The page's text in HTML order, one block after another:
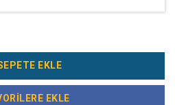
EKLE
EKLE